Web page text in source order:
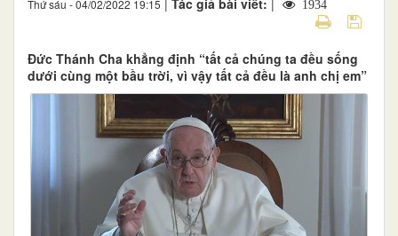
Thứ sáu - 04/02/2022 19:15 1934
Đức Thánh Cha khẳng định “tất cả chúng ta đều sống
dưới cùng một bầu trời, vì vậy tất cả đều là anh chị em”